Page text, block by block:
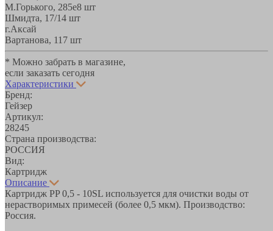
М.Горького, 285е8 шт
Шмидта, 17/14 шт
г.Аксай
Вартанова, 11 7 шт
* Можно забрать в магазине,
если заказать сегодня
Характеристики
Бренд:
Гейзер
Артикул:
28245
Страна производства:
РОССИЯ
Вид:
Картридж
Описание
Картридж PP 0,5 - 10SL используется для очистки воды от
нерастворимых примесей (более 0,5 мкм). Производство:
Россия.